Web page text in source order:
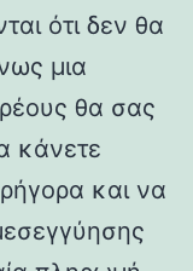
ότι δεν θα
μια
θα σας
κάνετε
και να